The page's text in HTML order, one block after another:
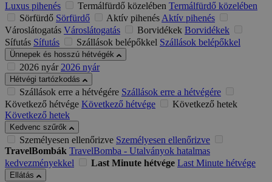
Luxus pihenés
Termálfürdő közelében Termálfürdő közelében
Sörfürdő Sörfürdő Aktív pihenésAktív pihenés
Városlátogatás Városlátogatás Borvidékek Borvidékek
Sífutás Sífutás Szállások belépőkkel Szállások belépőkkel
Ünnepek és hosszú hétvégék
2026 nyár 2026 nyár
Hétvégi tartózkodás
Szállások erre a hétvégére Szállások erre a hétvégére
Következő hétvége Következő hétvége
Következő hetek
Következő hetek
Kedvenc szűrők
Személyesen ellenőrizve Személyesen ellenőrizve
TravelBombák TravelBomba - Utalványok hatalmas
kedvezményekkel
Last Minute hétvége Last Minute hétvége
Ellátás